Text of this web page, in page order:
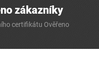
zákazníky
certifikátu Ověřeno